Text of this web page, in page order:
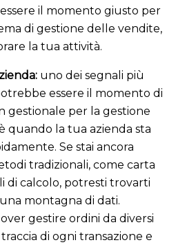
il momento giusto per
di gestione delle vendite,
la tua attività.
uno dei segnali più
essere il momento di
gestionale per la gestione
quando la tua azienda sta
Se stai ancora
tradizionali, come carta
di calcolo, potresti trovarti
montagna di dati.
gestire ordini da diversi
di ogni transazione e